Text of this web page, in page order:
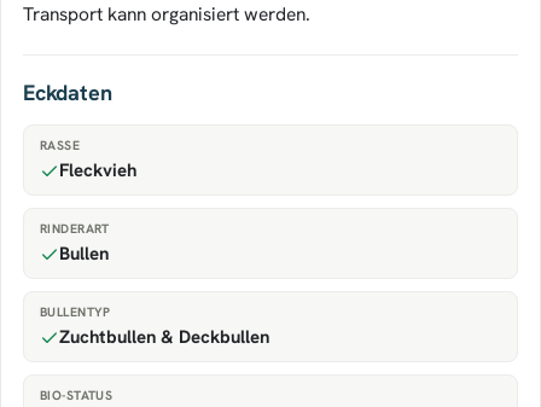
Transport kann organisiert werden.
Eckdaten
RASSE
Fleckvieh
RINDERART
Bullen
BULLENTYP
Zuchtbullen & Deckbullen
BIO-STATUS